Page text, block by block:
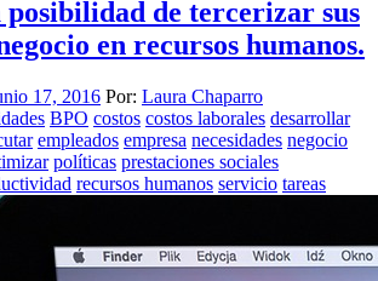
posibilidad de tercerizar sus
en recursos humanos.
17, 2016 Por: Laura Chaparro
BPO costos costos laborales desarrollar
empleados empresa necesidades negocio
políticas prestaciones sociales
recursos humanos servicio tareas